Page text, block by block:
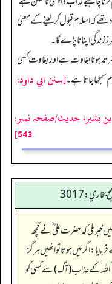
کہ اسلام قبول کر لینے کے معنی
زندگی اپنانا پڑے گا۔
ہونا بغاوت ہے اور بغاوت کسی
جا تا ہے۔[سنن ابي داود:
بشير، حدیث/صفحہ نمبر:
543]
3017
ملی کہ حضرت علی ؓنے کچھ
اگر میں ہوتا تو انھیں ہرگز
اللہ کے عذاب (آگ) سے کسی کو